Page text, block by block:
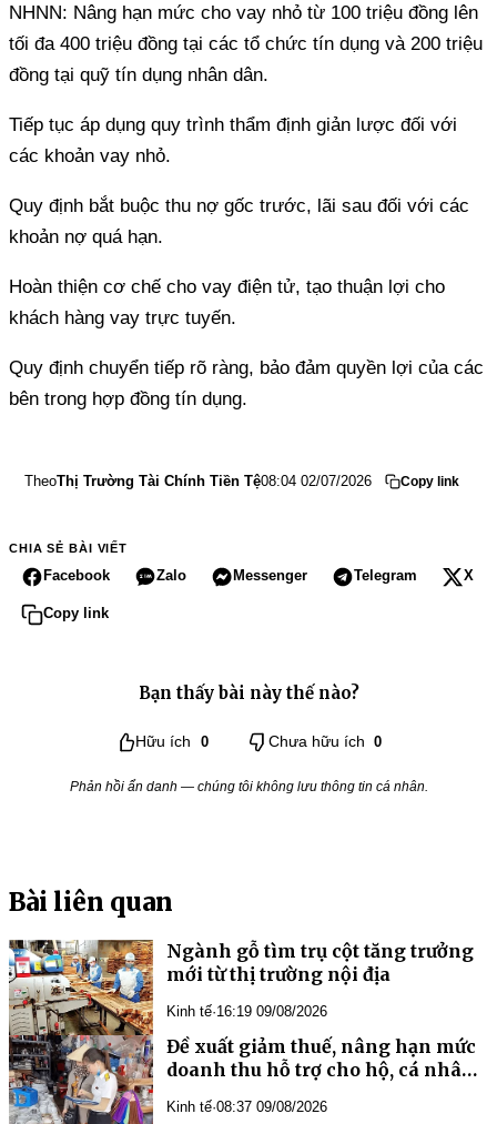
NHNN:‏ ‏Nâng hạn mức cho vay nhỏ từ 100 triệu đồng lên
tối đa 400 triệu đồng tại các tổ chức tín dụng và 200 triệu
Tiếp tục áp dụng quy trình thẩm định giản lược đối với
Quy định bắt buộc thu nợ gốc trước, lãi sau đối với các
Hoàn thiện cơ chế cho vay điện tử, tạo thuận lợi cho
Quy định chuyển tiếp rõ ràng, bảo đảm quyền lợi của các
bên trong hợp đồng tín dụng.
TheoThị Trường Tài Chính Tiền Tệ08:04 02/07/2026 Copy link
CHIA SẺ BÀI VIẾT
Facebook Zalo Messenger Telegram X
Copy link
Bạn thấy bài này thế nào?
Hữu ích 0 Chưa hữu ích 0
Phản hồi ẩn danh — chúng tôi không lưu thông tin cá nhân.
Bài liên quan
Ngành gỗ tìm trụ cột tăng trưởng
mới từ thị trường nội địa
Kinh tế·16:19 09/08/2026
Đề xuất giảm thuế, nâng hạn mức
doanh thu hỗ trợ cho hộ, cá nhân
Kinh tế·08:37 09/08/2026